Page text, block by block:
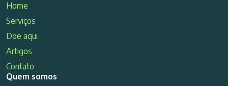
Home
Serviços
Doe aqui
Artigos
Contato
Quem somos